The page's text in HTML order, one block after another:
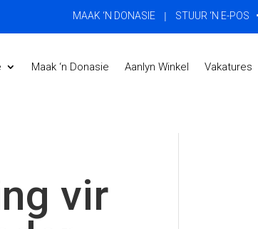
MAAK ‘N DONASIE | STUUR ‘N E-POS
Maak ‘n Donasie Aanlyn Winkel Vakatures
vir